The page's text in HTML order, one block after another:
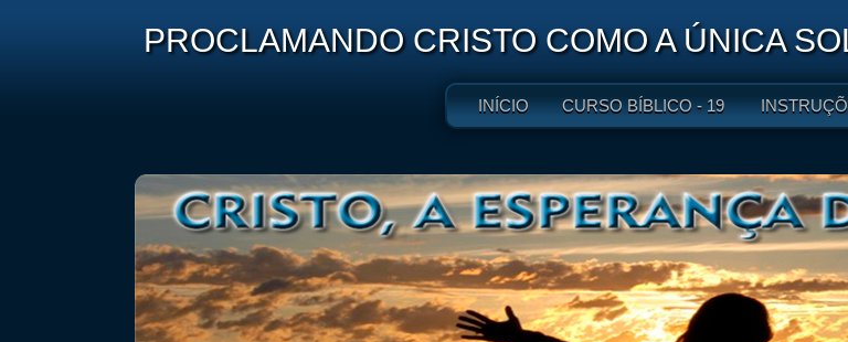
PROCLAMANDO CRISTO COMO A ÚNICA
INÍCIO CURSO BÍBLICO - 19 LIÇÕES